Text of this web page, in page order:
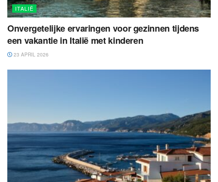
ITALIË
Onvergetelijke ervaringen voor gezinnen tijdens
een vakantie in Italië met kinderen
23 APRIL 2026